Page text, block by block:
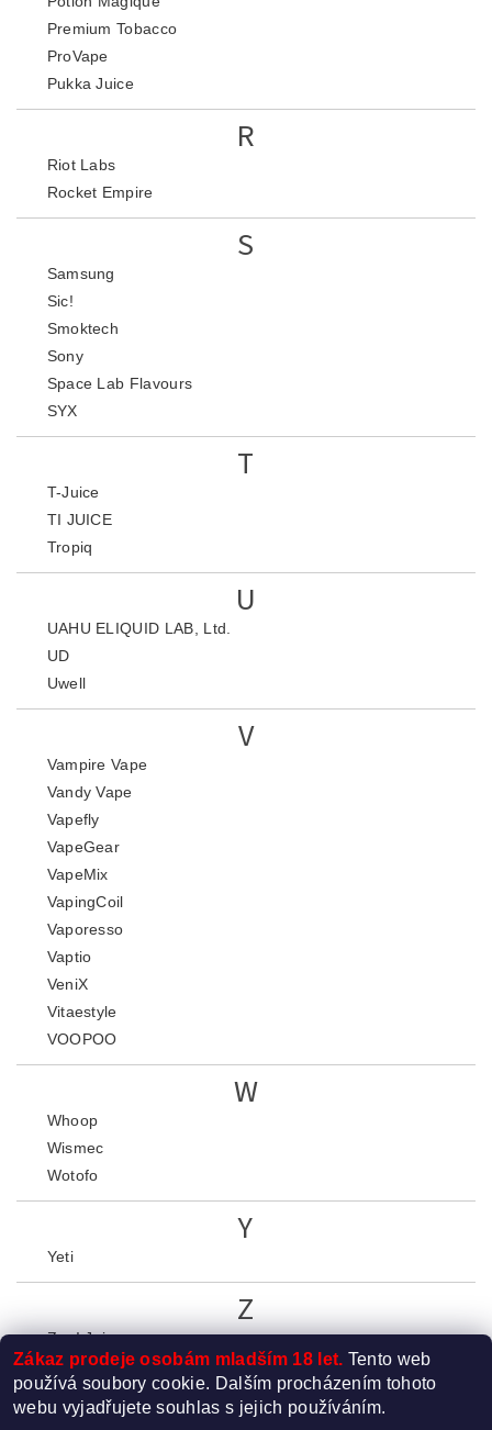
Premium Tobacco
ProVape
Pukka Juice
R
Riot Labs
Rocket Empire
S
Samsung
Sic!
Smoktech
Sony
Space Lab Flavours
SYX
T
T-Juice
TI JUICE
Tropiq
U
UAHU ELIQUID LAB, Ltd.
UD
Uwell
V
Vampire Vape
Vandy Vape
Vapefly
VapeGear
VapeMix
VapingCoil
Vaporesso
Vaptio
VeniX
Vitaestyle
VOOPOO
W
Whoop
Wismec
Wotofo
Y
Yeti
Z
Zap! Juice
Zeus Juice
Zákaz prodeje osobám mladším 18 let. Tento web
používá soubory cookie. Dalším procházením tohoto
webu vyjadřujete souhlas s jejich používáním.